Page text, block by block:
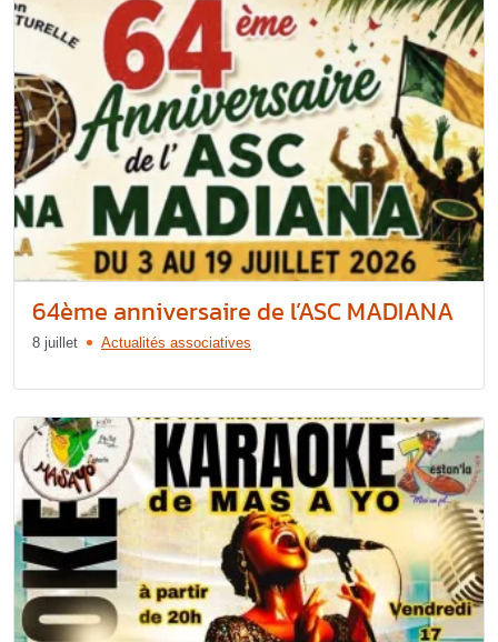
64ème anniversaire de l’ASC MADIANA
8 juillet Actualités associatives